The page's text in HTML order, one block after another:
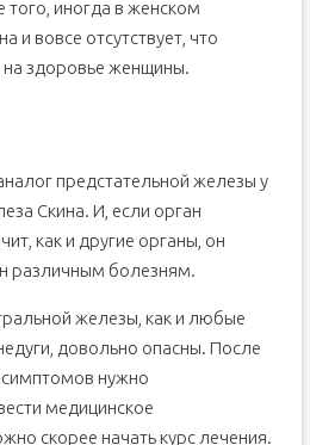
того, иногда в женском
и вовсе отсутствует, что
здоровье женщины.
предстательной железы у
Скина. И, если орган
как и другие органы, он
различным болезням.
железы, как и любые
довольно опасны. После
нужно
медицинское
скорее начать курс лечения.